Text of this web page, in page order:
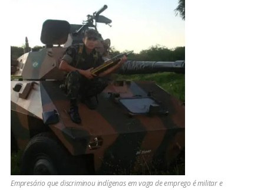
Empresário que discriminou indígenas em vaga de emprego é militar e